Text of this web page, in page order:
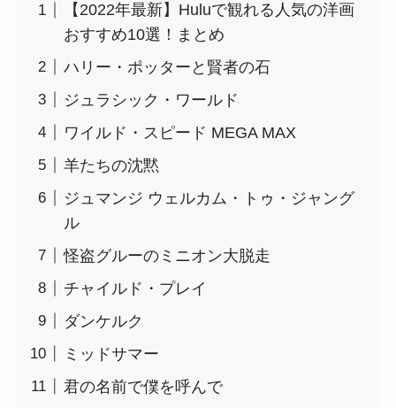
【2022年最新】Huluで観れる人気の洋画
おすすめ10選！まとめ
ハリー・ポッターと賢者の石
ジュラシック・ワールド
ワイルド・スピード MEGA MAX
羊たちの沈黙
ジュマンジ ウェルカム・トゥ・ジャング
ル
怪盗グルーのミニオン大脱走
チャイルド・プレイ
ダンケルク
ミッドサマー
君の名前で僕を呼んで